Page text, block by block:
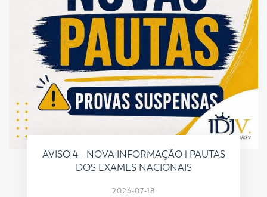
AVISO 4 - NOVA INFORMAÇÃO | PAUTAS
DOS EXAMES NACIONAIS
2026-07-18